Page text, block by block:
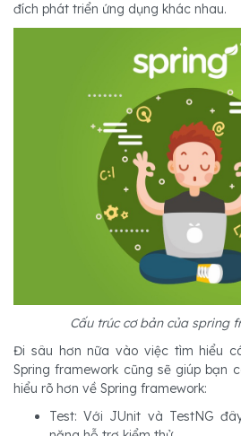
đích phát triển ứng dụng khác nhau.
Cấu trúc cơ bản của spring
Đi sâu hơn nữa vào việc tìm hiểu
Spring framework cũng sẽ giúp bạn
hiểu rõ hơn về Spring framework:
Test: Với JUnit và TestNG